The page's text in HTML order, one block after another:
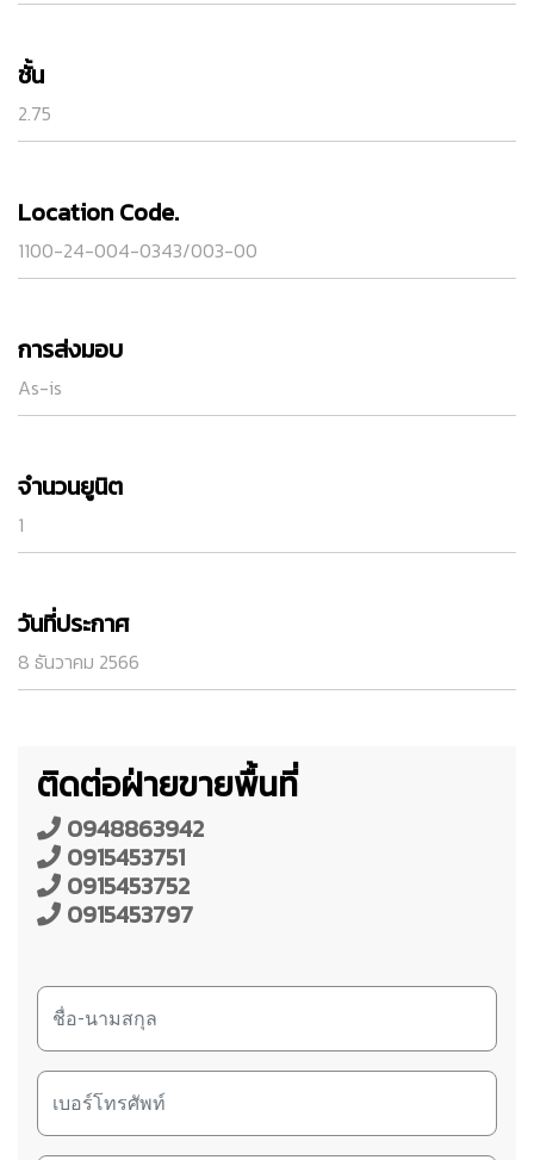
ชั้น
2.75
Location Code.
1100-24-004-0343/003-00
การส่งมอบ
As-is
จำนวนยูนิต
1
วันที่ประกาศ
8 ธันวาคม 2566
ติดต่อฝ่ายขายพื้นที่
0948863942
0915453751
0915453752
0915453797